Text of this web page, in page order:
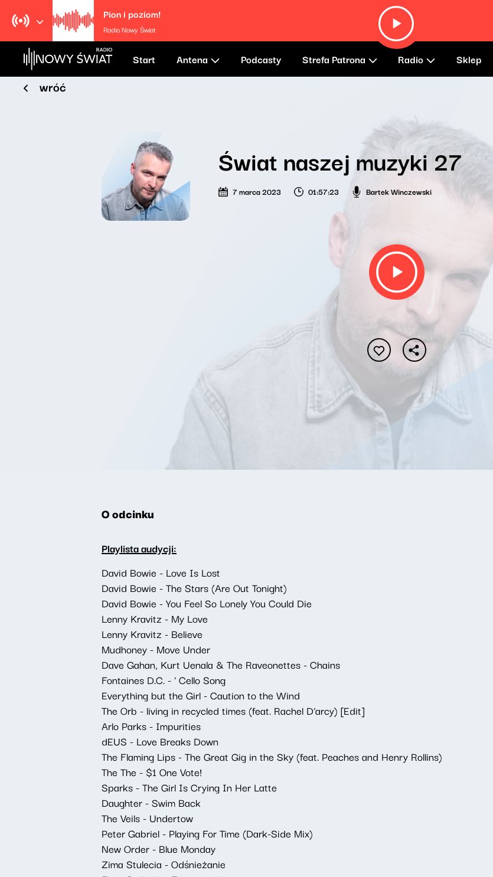
Pion i poziom!
Radio Nowy Świat
Start Antena Podcasty Strefa Patrona Radio Sklep
wróć
Świat naszej muzyki 27
7 marca 2023 01:57:23 Bartek Winczewski
O odcinku
Playlista audycji:
David Bowie - Love Is Lost
David Bowie - The Stars (Are Out Tonight)
David Bowie - You Feel So Lonely You Could Die
Lenny Kravitz - My Love
Lenny Kravitz - Believe
Mudhoney - Move Under
Dave Gahan, Kurt Uenala & The Raveonettes - Chains
Fontaines D.C. - ' Cello Song
Everything but the Girl - Caution to the Wind
The Orb - living in recycled times (feat. Rachel D'arcy) [Edit]
Arlo Parks - Impurities
dEUS - Love Breaks Down
The Flaming Lips - The Great Gig in the Sky (feat. Peaches and Henry Rollins)
The The - $1 One Vote!
Sparks - The Girl Is Crying In Her Latte
Daughter - Swim Back
The Veils - Undertow
Peter Gabriel - Playing For Time (Dark-Side Mix)
New Order - Blue Monday
Zima Stulecia - Odśnieżanie